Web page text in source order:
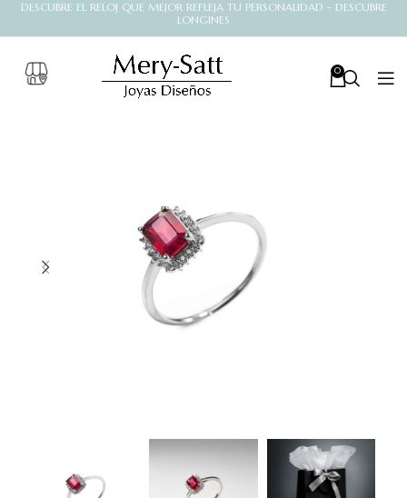
DESCUBRE EL RELOJ QUE MEJOR REFLEJA TU PERSONALIDAD - DESCUBRE
LONGINES
0